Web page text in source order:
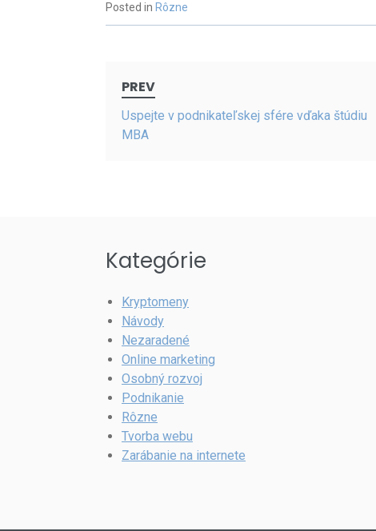
Posted in Rôzne
navigation
PREV
Uspejte v podnikateľskej sfére vďaka štúdiu
MBA
Kategórie
Kryptomeny
Návody
Nezaradené
Online marketing
Osobný rozvoj
Podnikanie
Rôzne
Tvorba webu
Zarábanie na internete